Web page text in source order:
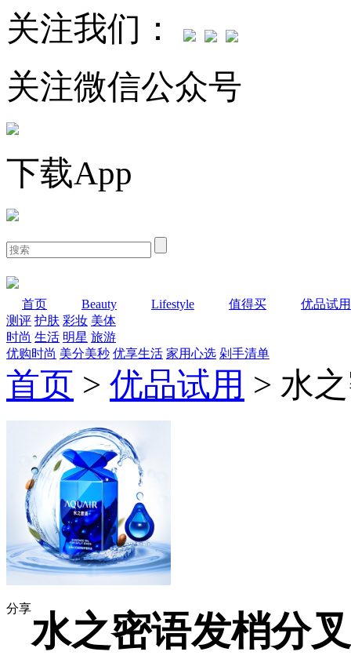
关注我们：
关注微信公众号
下载App
首页 Beauty Lifestyle 值得买
优品试用
测评 护肤 彩妆 美体
时尚 生活 明星 旅游
优购时尚 美分美秒 优享生活 家用心选 剁手清单
首页 > 优品试用 > 水
分享
水之密语发梢分